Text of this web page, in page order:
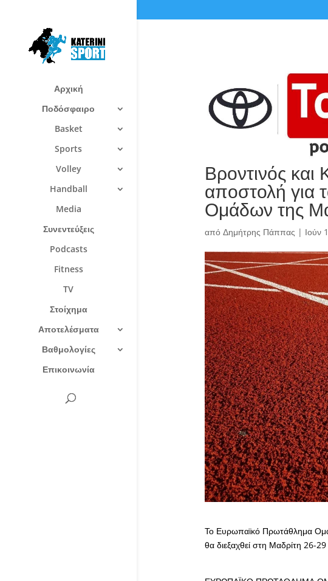
Αρχική
Ποδόσφαιρο
Basket
Sports
Volley
Handball
Media
Συνεντεύξεις
Podcasts
Fitness
TV
Στοίχημα
Αποτελέσματα
Βαθμολογίες
Επικοινωνία
Βροντινός και
αποστολή για
Ομάδων της
από Δημήτρης Πάππας | Ιούν
Το Ευρωπαϊκό Πρωτάθλημα
θα διεξαχθεί στη Μαδρίτη 26-29